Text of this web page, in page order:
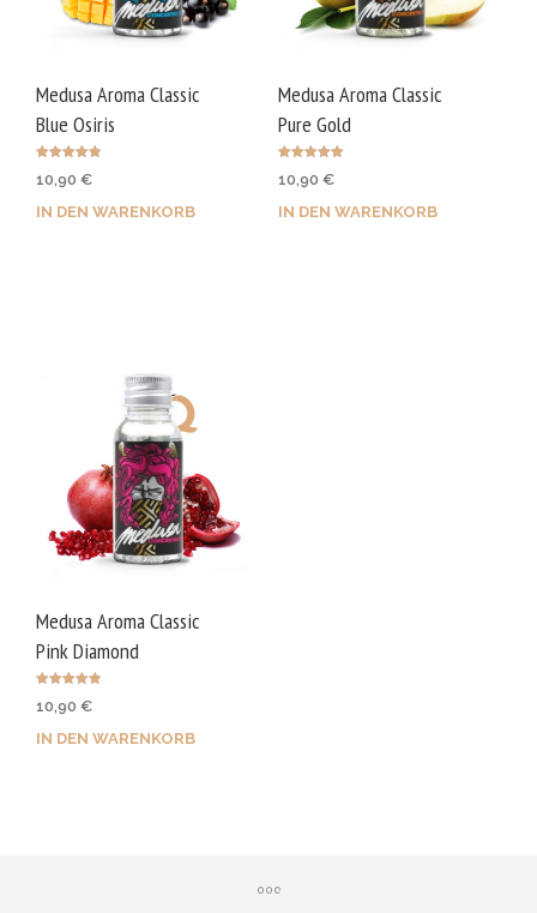
Medusa Aroma Classic
Blue Osiris
mit
von 5
10,90 €
IN DEN WARENKORB
Medusa Aroma Classic
Pure Gold
5.00
10,90 €
IN DEN WARENKORB
Medusa Aroma Classic
Pink Diamond
mit
von 5
10,90 €
IN DEN WARENKORB